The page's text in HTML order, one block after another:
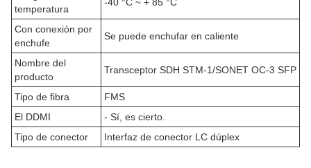
temperatura
Con conexión por
enchufe
Se puede enchufar en caliente
Nombre del
producto
Transceptor SDH STM-1/SONET OC-3 SFP
Tipo de fibra
FMS
El DDMI
- Sí, es cierto.
Tipo de conector
Interfaz de conector LC dúplex